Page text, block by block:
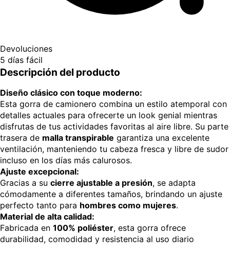
Devoluciones
5 días fácil
Descripción del producto
Diseño clásico con toque moderno:
Esta gorra de camionero combina un estilo atemporal con
detalles actuales para ofrecerte un look genial mientras
disfrutas de tus actividades favoritas al aire libre. Su parte
trasera de malla transpirable garantiza una excelente
ventilación, manteniendo tu cabeza fresca y libre de sudor
incluso en los días más calurosos.
Ajuste excepcional:
Gracias a su cierre ajustable a presión, se adapta
cómodamente a diferentes tamaños, brindando un ajuste
perfecto tanto para hombres como mujeres.
Material de alta calidad:
Fabricada en 100% poliéster, esta gorra ofrece
durabilidad, comodidad y resistencia al uso diario